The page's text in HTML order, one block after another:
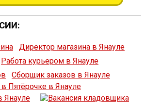
Директор магазина в Янауле
Работа курьером в Янауле
Сборщик заказов в Янауле
Пятёрочке в Янауле
Янауле